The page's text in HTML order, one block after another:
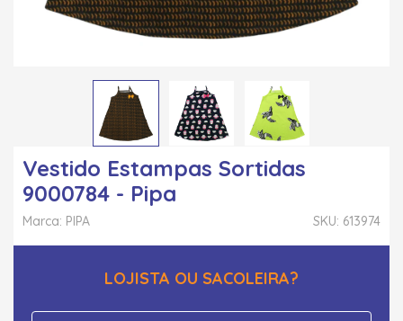
Vestido Estampas Sortidas
9000784 - Pipa
SKU: 613974
Marca: PIPA
LOJISTA OU SACOLEIRA?